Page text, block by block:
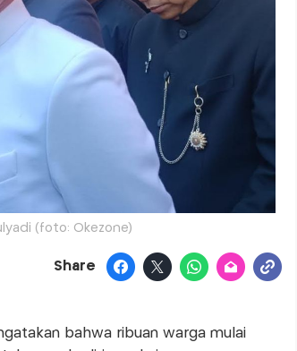
(foto: Okezone)
Share
bahwa ribuan warga mulai